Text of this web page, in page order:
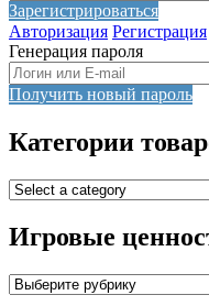
Зарегистрироваться
Авторизация Регистрация
Генерация пароля
Получить новый пароль
Категории
Игровые